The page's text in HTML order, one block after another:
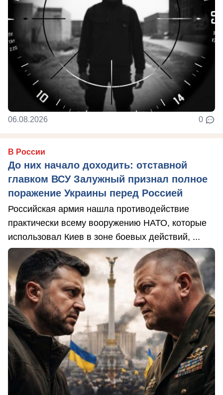
06.08.2026 0
В России
До них начало доходить: отставной
главком ВСУ Залужный признал полное
поражение Украины перед Россией
Российская армия нашла противодействие
практически всему вооружению НАТО, которые
использовал Киев в зоне боевых действий, ...